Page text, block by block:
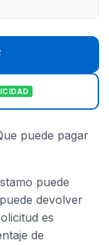
puede pagar
puede
devolver
es
de